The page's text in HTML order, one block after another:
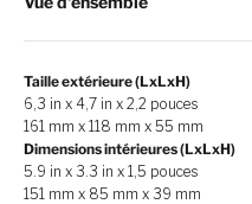
Taille extérieure (LxLxH)
6,3 in x 4,7 in x 2,2 pouces
161 mm x 118 mm x 55 mm
Dimensions intérieures (LxLxH)
5.9 in x 3.3 in x 1,5 pouces
151 mm x 85 mm x 39 mm